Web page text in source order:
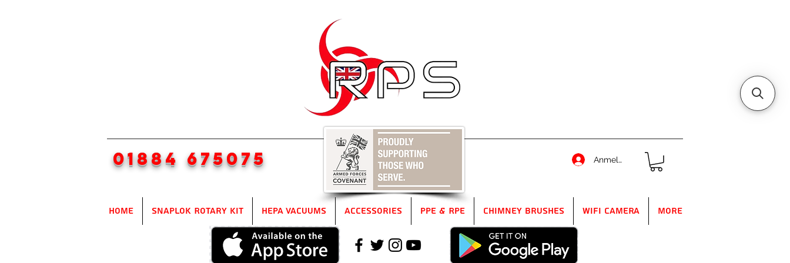
01884 675075 Anmelden
Home SnapLok Rotary Kit HEPA Vacuums Accessories PPE & RPE Chimney Brushes WIFI Camera More